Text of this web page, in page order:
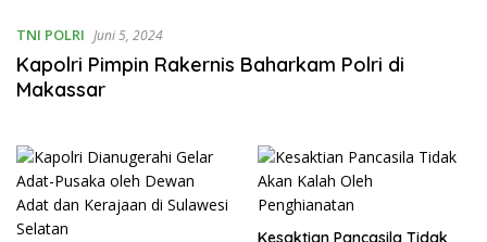
TNI POLRI Juni 5, 2024
Kapolri Pimpin Rakernis Baharkam Polri di
Makassar
Kesaktian Pancasila Tidak